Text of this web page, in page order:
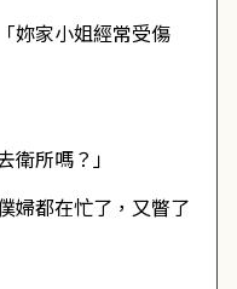
妳家小姐經常受傷
衛所嗎？」
婦都在忙了，又瞥了